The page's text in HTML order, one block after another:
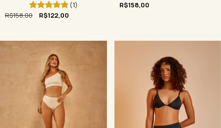
(1)
R$158,00
R$122,00
R$158,00